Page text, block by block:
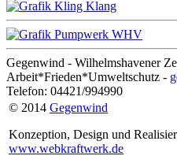
Gegenwind - Wilhelmshavener
Arbeit*Frieden*Umweltschutz -
Telefon: 04421/994990
© 2014 Gegenwind
Konzeption, Design und
www.webkraftwerk.de